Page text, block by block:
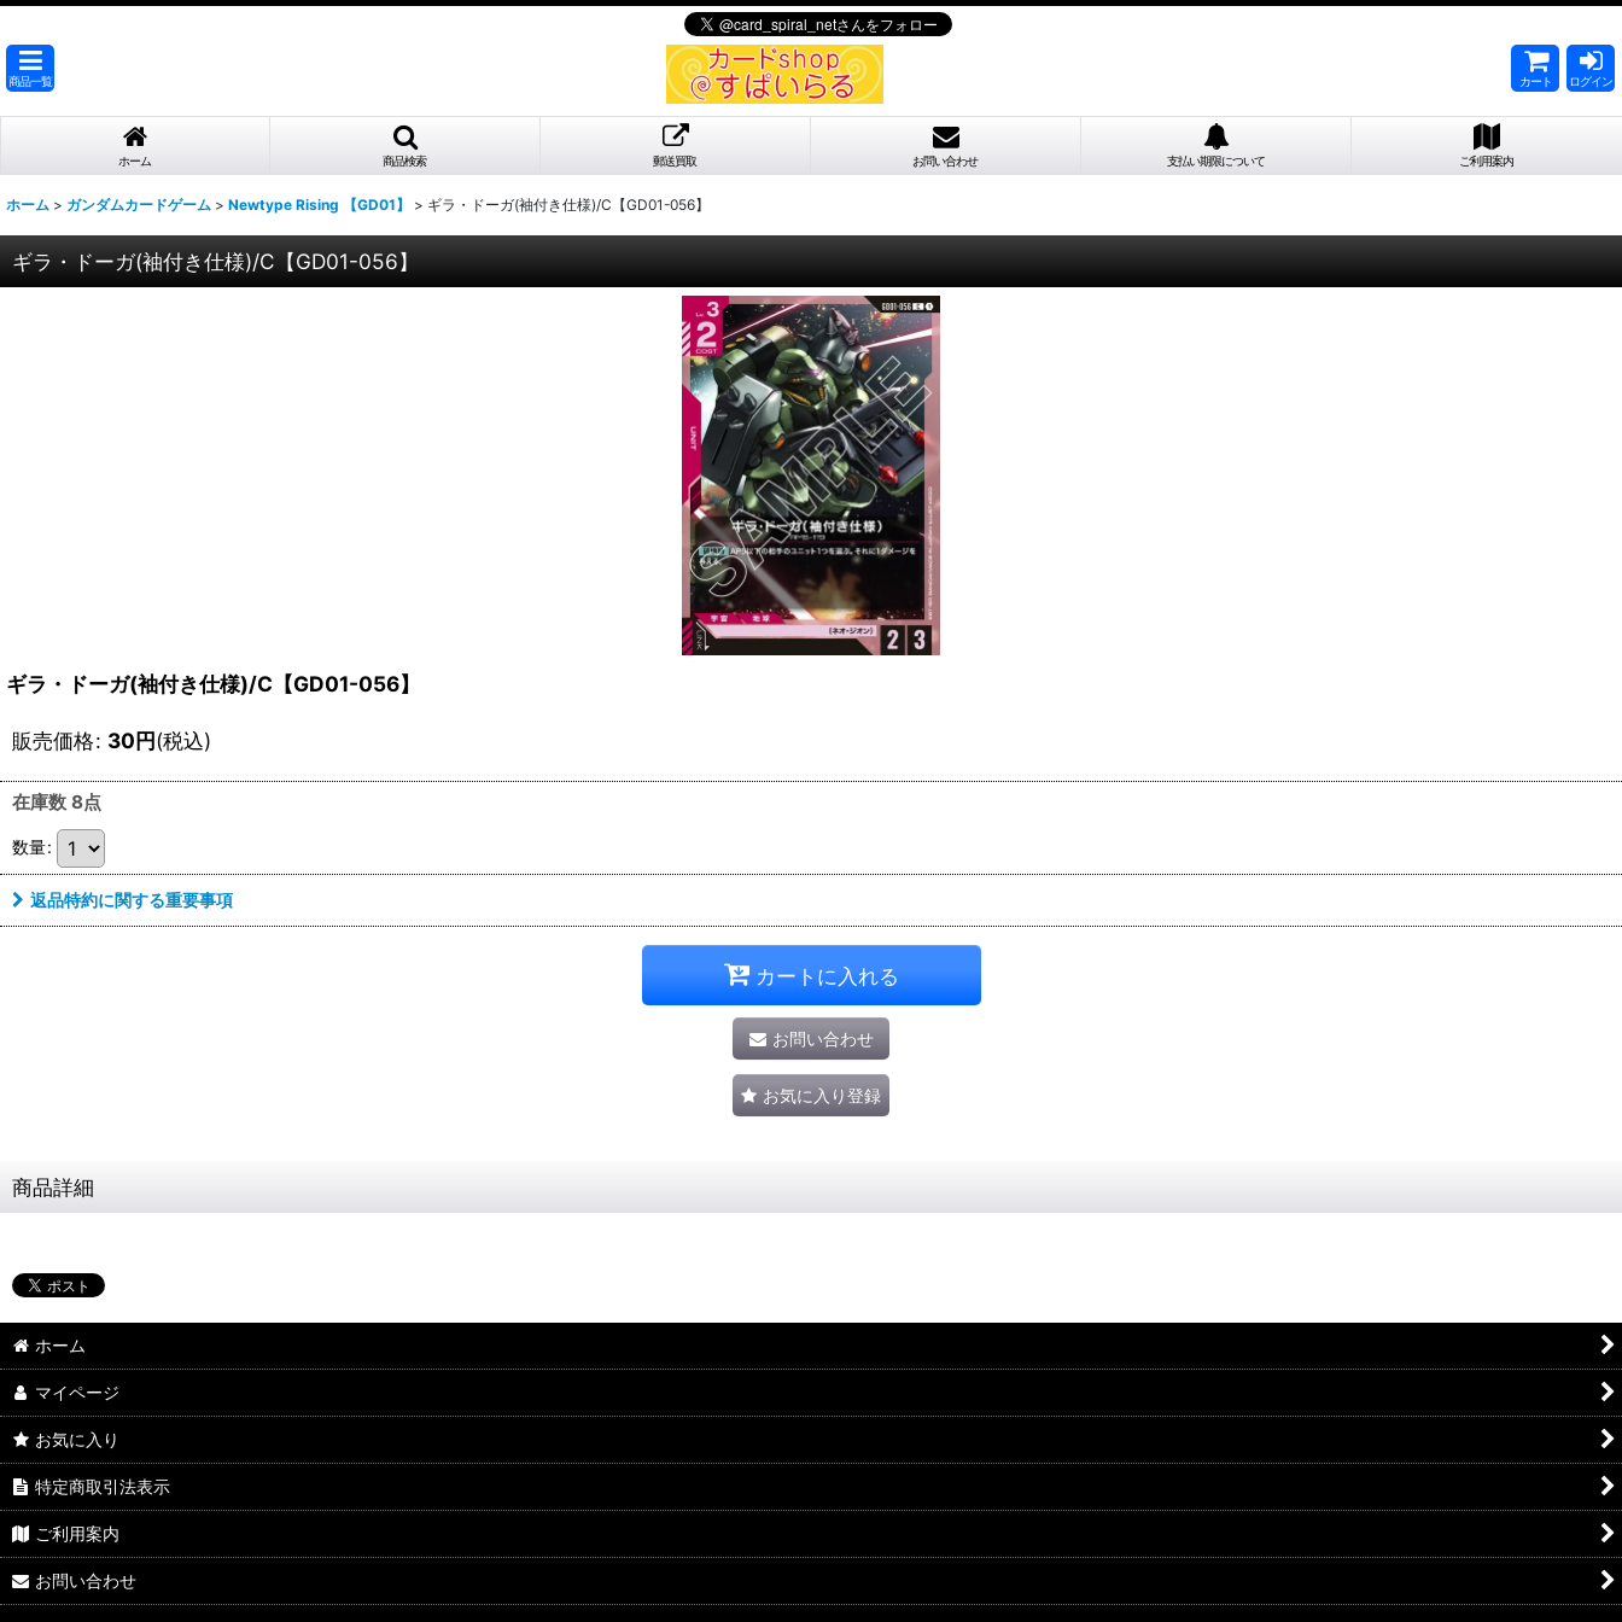
商品一覧 カート ログイン
ホーム 商品検索 郵送買取 お問い合わせ 支払い期限について ご利用案内
ホーム > ガンダムカードゲーム > Newtype Rising 【GD01】 > ギラ・ドーガ(袖付き仕様)/C【GD01-056】
ギラ・ドーガ(袖付き仕様)/C【GD01-056】
ギラ・ドーガ(袖付き仕様)/C【GD01-056】
販売価格: 30円(税込)
在庫数 8点
数量:
返品特約に関する重要事項
カートに入れる
お問い合わせ
お気に入り登録
商品詳細
ホーム
マイページ
お気に入り
特定商取引法表示
ご利用案内
お問い合わせ